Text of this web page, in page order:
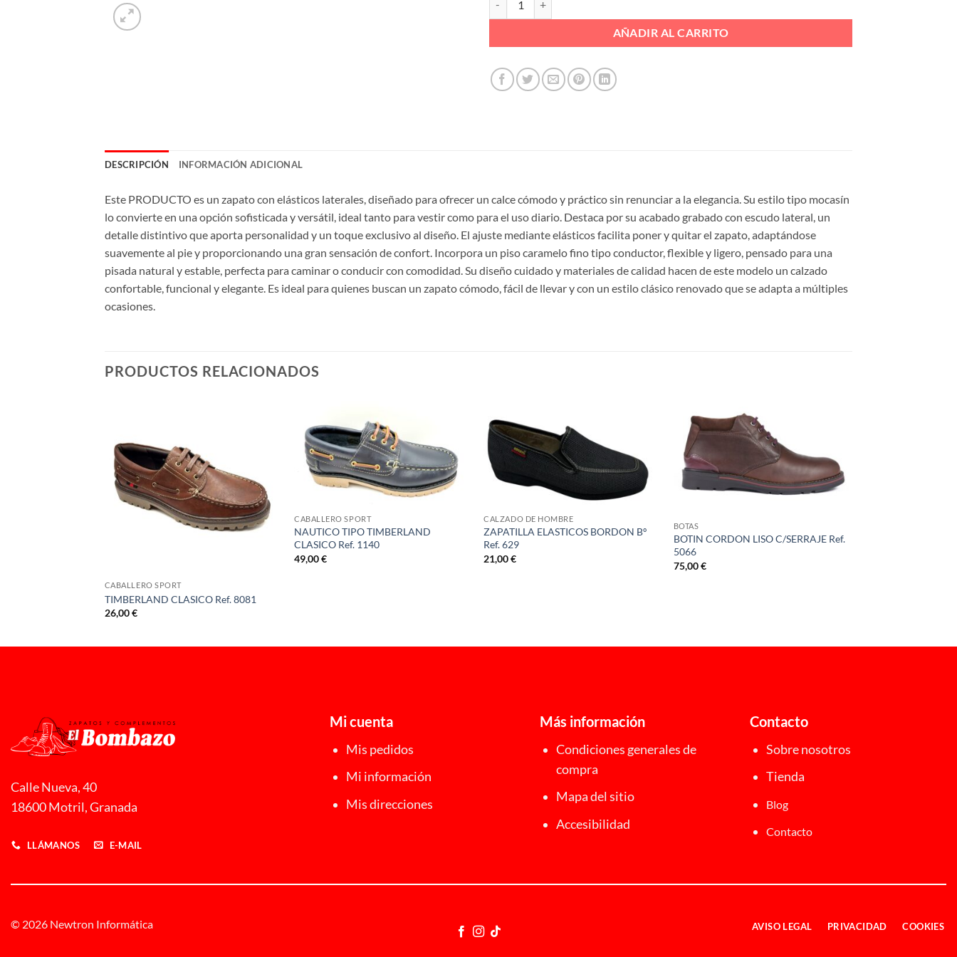
AÑADIR AL CARRITO
DESCRIPCIÓN INFORMACIÓN ADICIONAL
Este PRODUCTO es un zapato con elásticos laterales, diseñado para ofrecer un calce cómodo y práctico sin renunciar a la elegancia. Su estilo tipo mocasín
lo convierte en una opción sofisticada y versátil, ideal tanto para vestir como para el uso diario. Destaca por su acabado grabado con escudo lateral, un
detalle distintivo que aporta personalidad y un toque exclusivo al diseño. El ajuste mediante elásticos facilita poner y quitar el zapato, adaptándose
suavemente al pie y proporcionando una gran sensación de confort. Incorpora un piso caramelo fino tipo conductor, flexible y ligero, pensado para una
pisada natural y estable, perfecta para caminar o conducir con comodidad. Su diseño cuidado y materiales de calidad hacen de este modelo un calzado
confortable, funcional y elegante. Es ideal para quienes buscan un zapato cómodo, fácil de llevar y con un estilo clásico renovado que se adapta a múltiples
ocasiones.
PRODUCTOS RELACIONADOS
CABALLERO SPORT
TIMBERLAND CLASICO Ref. 8081
26,00€
CABALLERO SPORT
NAUTICO TIPO TIMBERLAND
CLASICO Ref. 1140
49,00€
CALZADO DE HOMBRE
ZAPATILLA ELASTICOS BORDON Bº
Ref. 629
21,00€
BOTAS
BOTIN CORDON LISO C/SERRAJE Ref.
5066
75,00€
Calle Nueva, 40
18600 Motril, Granada
LLÁMANOS E-MAIL
Mi cuenta
Mis pedidos
Mi información
Mis direcciones
Más información
Condiciones generales de
compra
Mapa del sitio
Accesibilidad
Contacto
Sobre nosotros
Tienda
Blog
Contacto
© 2026 Newtron Informática AVISO LEGAL PRIVACIDAD COOKIES